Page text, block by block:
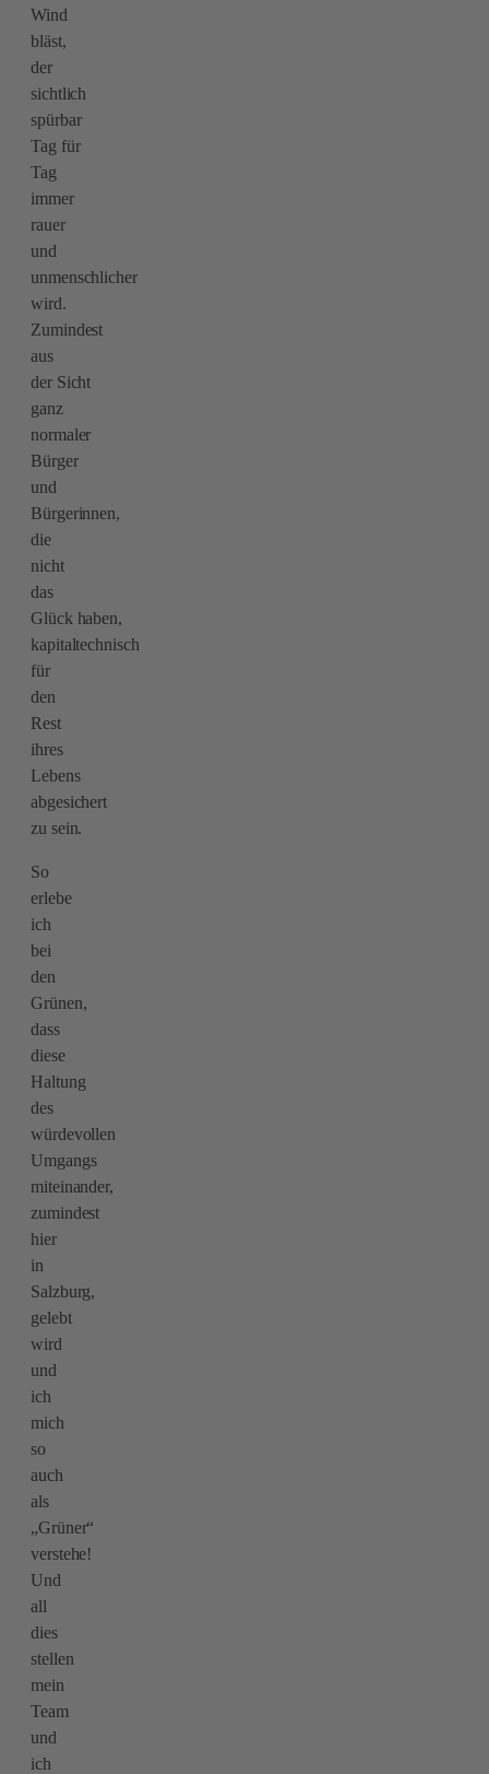
Wind
bläst,
der
sichtlich
spürbar
Tag für
Tag
immer
rauer
und
unmenschlicher
wird.
Zumindest
aus
der Sicht
ganz
normaler
Bürger
und
Bürgerinnen,
die
nicht
das
Glück haben,
kapitaltechnisch
für
den
Rest
ihres
Lebens
abgesichert
zu sein.​
So
erlebe
ich
bei
den
Grünen,
dass
diese
Haltung
des
würdevollen
Umgangs
miteinander,
zumindest
hier
in
Salzburg,
gelebt
wird
und
ich
mich
so
auch
als
„Grüner“
verstehe!
Und
all
dies
stellen
mein
Team
und
ich